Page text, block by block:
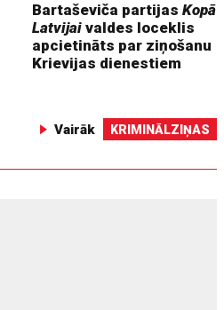
Bartaševiča partijasKopā
Latvijai valdes loceklis
apcietināts par ziņošanu
Krievijas dienestiem
Vairāk KRIMINĀLZIŅAS